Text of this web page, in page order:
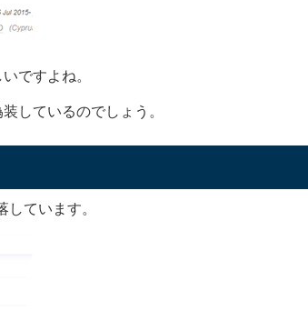
ですよね。
しているのでしょう。
ています。